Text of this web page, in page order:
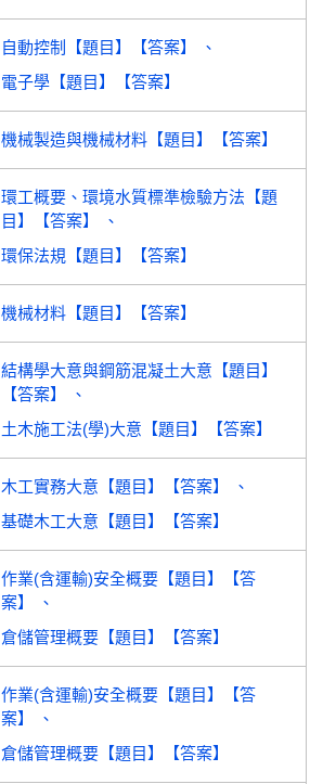
自動控制【題目】【答案】
電子學【題目】【答案】
機械製造與機械材料【題目】【答案】
環工概要、環境水質標準檢驗方法【題
目】【答案】
環保法規【題目】【答案】
機械材料【題目】【答案】
結構學大意與鋼筋混凝土大意【題目】
【答案】
土木施工法(學)大意【題目】【答案】
木工實務大意【題目】【答案】
基礎木工大意【題目】【答案】
作業(含運輸)安全概要【題目】【答
案】
倉儲管理概要【題目】【答案】
作業(含運輸)安全概要【題目】【答
案】
倉儲管理概要【題目】【答案】